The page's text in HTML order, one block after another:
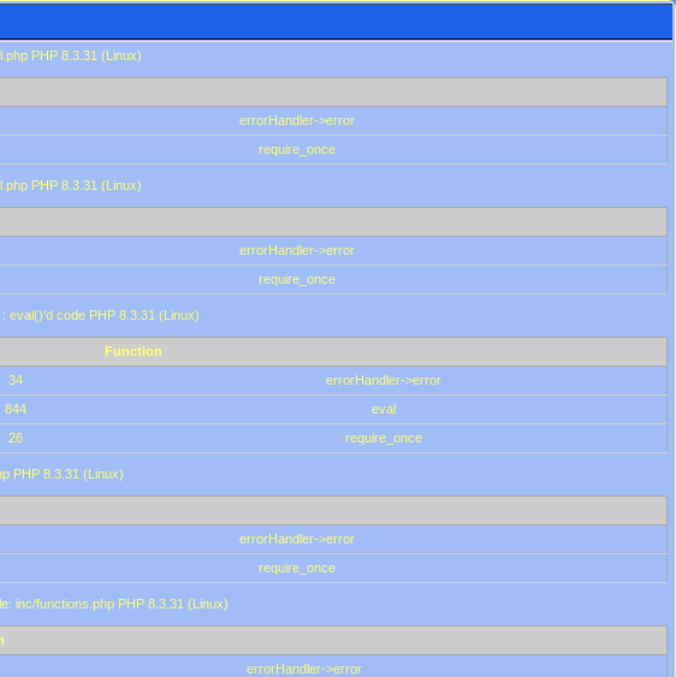
PHP 8.3.31 (Linux)
errorHandler->error
require_once
PHP 8.3.31 (Linux)
errorHandler->error
require_once
eval()'d code PHP 8.3.31 (Linux)
Function
34
errorHandler->error
844
eval
26 require_once
PHP 8.3.31 (Linux)
errorHandler->error
require_once
inc/functions.php PHP 8.3.31 (Linux)
errorHandler->error